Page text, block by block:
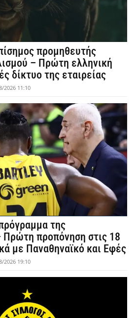
προμηθευτής
– Πρώτη ελληνική
δίκτυο της εταιρείας
2026 11:10
της
Πρώτη προπόνηση στις 18
με Παναθηναϊκό και Εφές
2026 19:10